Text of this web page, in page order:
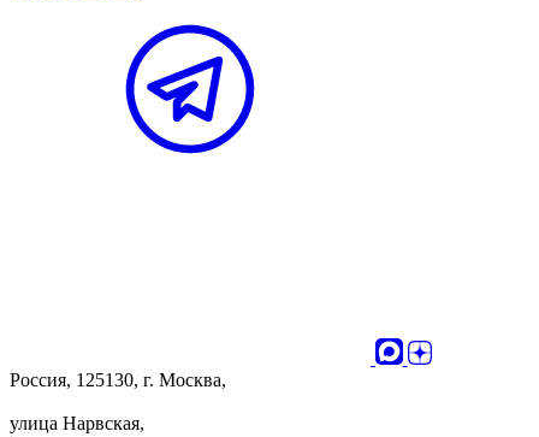
Россия, 125130, г. Москва,
улица Нарвская,